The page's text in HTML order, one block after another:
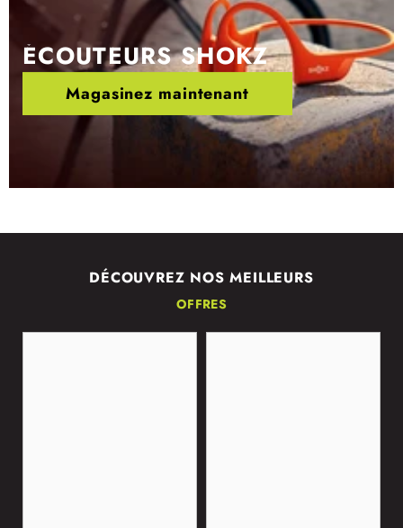
ÉCOUTEURS SHOKZ
Magasinez maintenant
DÉCOUVREZ NOS MEILLEURS
OFFRES